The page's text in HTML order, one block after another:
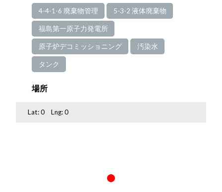
4-4-1-6 廃棄物管理 5-3-2 液体廃棄物
福島第一原子力発電所
原子炉デコミッショニング 汚染水
タンク
場所
Lat:0 Lng:0